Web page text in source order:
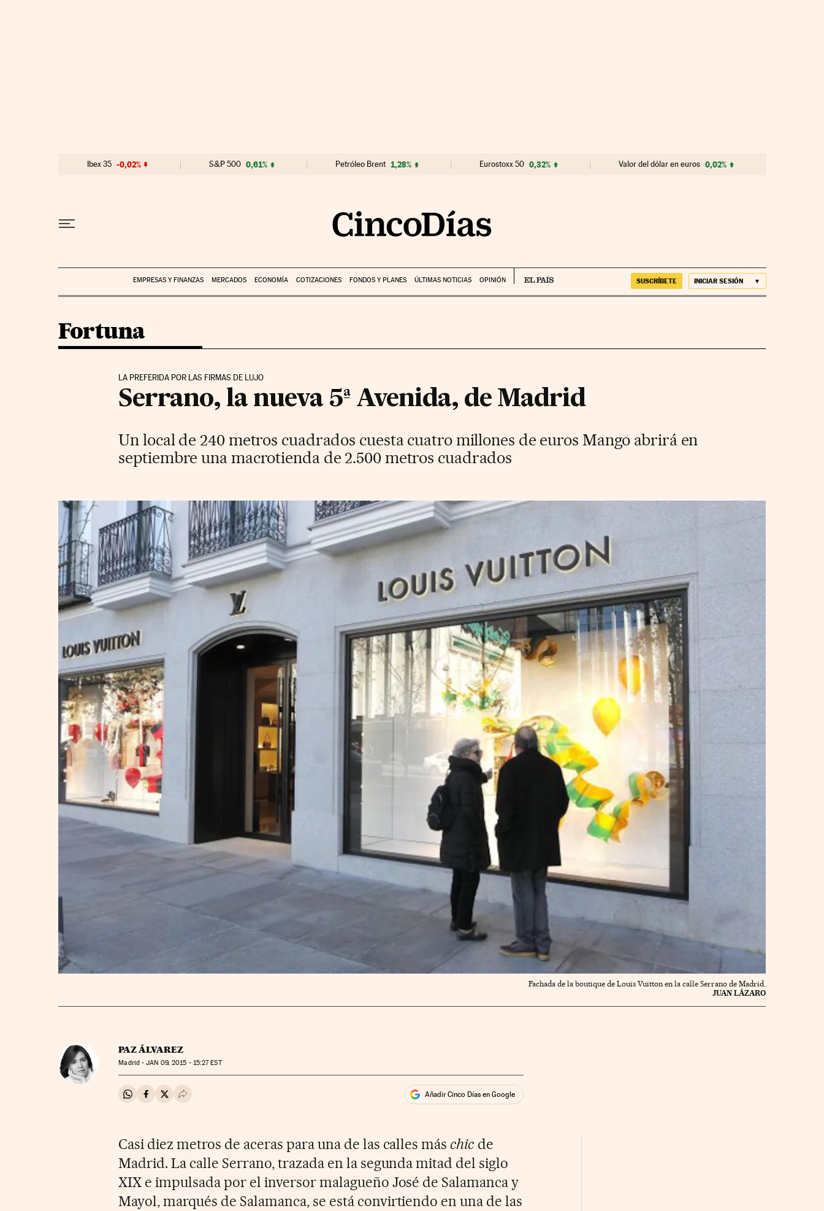
Ibex 35 -0,02% S&P 500 0,61% Petróleo Brent 1,28% Eurostoxx 50 0,32% Valor del dólar en euros 0,02%
EMPRESAS Y FINANZAS MERCADOS ECONOMÍA COTIZACIONES FONDOS Y PLANES ÚLTIMAS NOTICIAS OPINIÓN SUSCRÍBETE INICIAR SESIÓN
Fortuna
LA PREFERIDA POR LAS FIRMAS DE LUJO
Serrano, la nueva 5ª Avenida, de Madrid
Un local de 240 metros cuadrados cuesta cuatro millones de euros Mango abrirá en
septiembre una macrotienda de 2.500 metros cuadrados
Fachada de la boutique de Louis Vuitton en la calle Serrano de Madrid.
JUAN LÁZARO
PAZ ÁLVAREZ
Madrid -JAN 09, 2015 - 15:27EST
Compartir en Whatsapp
Compartir en Facebook
Compartir en Twitter
Desplegar Redes Sociales Añadir Cinco Días en Google
Casi diez metros de aceras para una de las calles más chic de
Madrid. La calle Serrano, trazada en la segunda mitad del siglo
XIX e impulsada por el inversor malagueño José de Salamanca y
Mayol, marqués de Salamanca, se está convirtiendo en una de las